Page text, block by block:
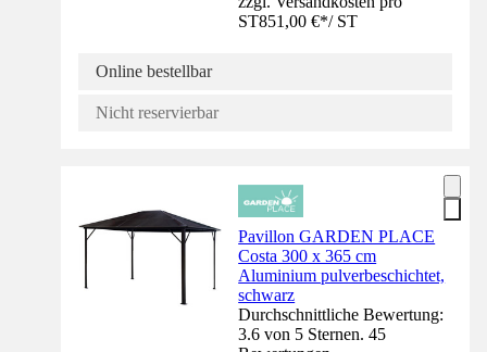
ST851,00 €*/ ST
Online bestellbar
Nicht reservierbar
Pavillon GARDEN PLACE
Costa 300 x 365 cm
Aluminium pulverbeschichtet,
schwarz
Durchschnittliche Bewertung:
3.6 von 5 Sternen. 45